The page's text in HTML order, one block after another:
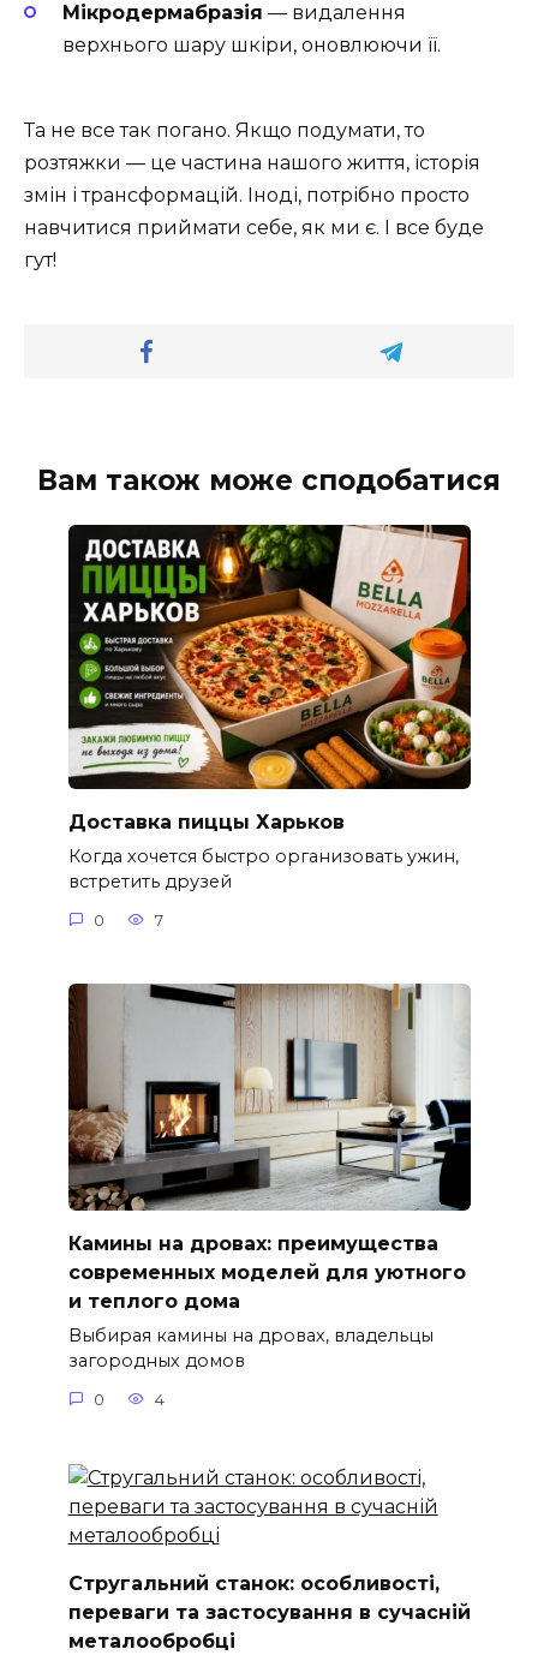
Мікродермабразія — видалення
верхнього шару шкіри, оновлюючи її.
Та не все так погано. Якщо подумати, то
розтяжки — це частина нашого життя, історія
змін і трансформацій. Іноді, потрібно просто
навчитися приймати себе, як ми є. І все буде
гут!
Вам також може сподобатися
Доставка пиццы Харьков
Когда хочется быстро организовать ужин,
встретить друзей
0 7
Камины на дровах: преимущества
современных моделей для уютного
и теплого дома
Выбирая камины на дровах, владельцы
загородных домов
0 4
Стругальний станок: особливості,
переваги та застосування в сучасній
металообробці